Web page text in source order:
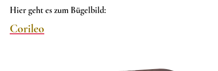
Hier geht es zum Bügelbild:
Corileo